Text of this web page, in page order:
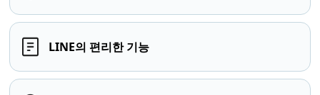
LINE의 편리한 기능